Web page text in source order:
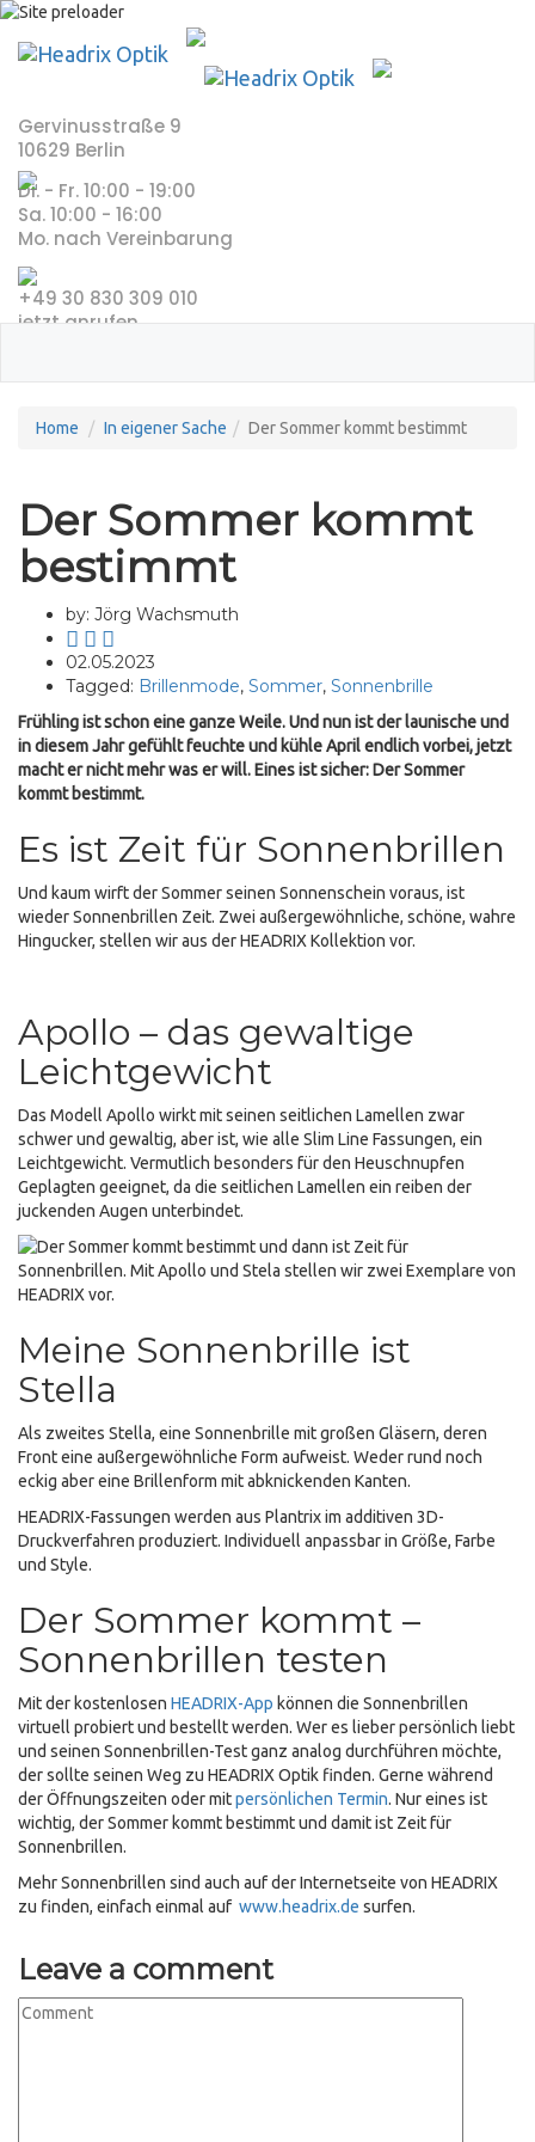
Skip
content
Gervinusstraße 9
10629 Berlin
Di. - Fr. 10:00 - 19:00
Sa. 10:00 - 16:00
Mo. nach Vereinbarung
+49 30 830 309 010
jetzt anrufen
Home In eigener Sache Der Sommer kommt bestimmt
Der Sommer kommt
bestimmt
by: Jörg Wachsmuth
02.05.2023
Tagged: Brillenmode, Sommer, Sonnenbrille
Frühling ist schon eine ganze Weile. Und nun ist der launische und
in diesem Jahr gefühlt feuchte und kühle April endlich vorbei, jetzt
macht er nicht mehr was er will. Eines ist sicher: Der Sommer
kommt bestimmt.
Es ist Zeit für Sonnenbrillen
Und kaum wirft der Sommer seinen Sonnenschein voraus, ist
wieder Sonnenbrillen Zeit. Zwei außergewöhnliche, schöne, wahre
Hingucker, stellen wir aus der HEADRIX Kollektion vor.
Apollo – das gewaltige
Leichtgewicht
Das Modell Apollo wirkt mit seinen seitlichen Lamellen zwar
schwer und gewaltig, aber ist, wie alle Slim Line Fassungen, ein
Leichtgewicht. Vermutlich besonders für den Heuschnupfen
Geplagten geeignet, da die seitlichen Lamellen ein reiben der
juckenden Augen unterbindet.
Meine Sonnenbrille ist
Stella
Als zweites Stella, eine Sonnenbrille mit großen Gläsern, deren
Front eine außergewöhnliche Form aufweist. Weder rund noch
eckig aber eine Brillenform mit abknickenden Kanten.
HEADRIX-Fassungen werden aus Plantrix im additiven 3D-
Druckverfahren produziert. Individuell anpassbar in Größe, Farbe
und Style.
Der Sommer kommt –
Sonnenbrillen testen
Mit der kostenlosen HEADRIX-App können die Sonnenbrillen
virtuell probiert und bestellt werden. Wer es lieber persönlich liebt
und seinen Sonnenbrillen-Test ganz analog durchführen möchte,
der sollte seinen Weg zu HEADRIX Optik finden. Gerne während
der Öffnungszeiten oder mitpersönlichen Termin. Nur eines ist
wichtig, der Sommer kommt bestimmt und damit ist Zeit für
Sonnenbrillen.
Mehr Sonnenbrillen sind auch auf der Internetseite von HEADRIX
zu finden, einfach einmal auf www.headrix.de surfen.
Leave a comment